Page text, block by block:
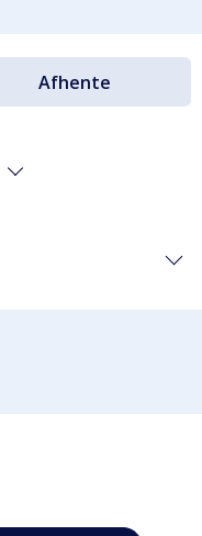
Afhente